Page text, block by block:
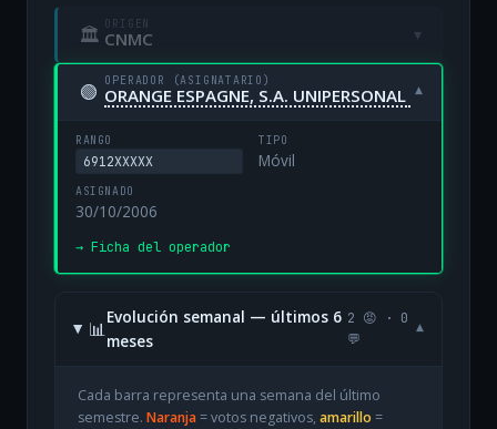
🏛 ORIGEN
CNMC ▾
🟢 OPERADOR (ASIGNATARIO)
ORANGE ESPAGNE, S.A. UNIPERSONAL ▾
RANGO
6912XXXXX
TIPO
Móvil
ASIGNADO
30/10/2006
→ Ficha del operador
📊
Evolución semanal — últimos 6
meses
2 😡 · 0
💬
▾
Cada barra representa una semana del último
semestre. Naranja= votos negativos, amarillo =